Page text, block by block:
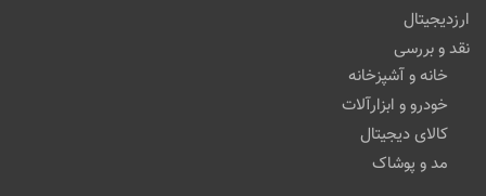
ارزدیجیتال
نقد و بررسی
خانه و آشپزخانه
خودرو و ابزارآلات
کالای دیجیتال
مد و پوشاک